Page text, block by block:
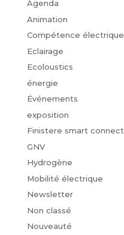
Agenda
Animation
Compétence électrique
Eclairage
Ecoloustics
énergie
Événements
exposition
Finistere smart connect
GNV
Hydrogène
Mobilité électrique
Newsletter
Non classé
Nouveauté